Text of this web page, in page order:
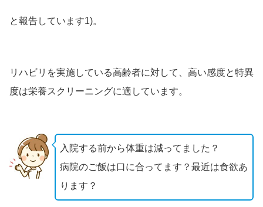
と報告しています1)。
リハビリを実施している高齢者に対して、高い感度と特異
度は栄養スクリーニングに適しています。
入院する前から体重は減ってました？
病院のご飯は口に合ってます？最近は食欲あ
ります？